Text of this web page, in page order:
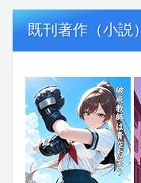
既刊著作（小説）